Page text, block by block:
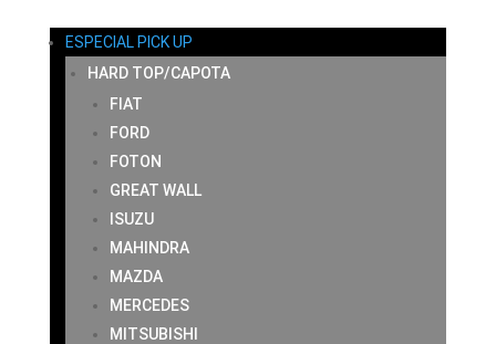
ESPECIAL PICK UP
HARD TOP/CAPOTA
FIAT
FORD
FOTON
GREAT WALL
ISUZU
MAHINDRA
MAZDA
MERCEDES
MITSUBISHI